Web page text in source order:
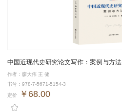
中国近现代史研究论文写作：案例与方法
作者：廖大伟 王 健
书号：978-7-5671-5154-3
定价 ￥68.00